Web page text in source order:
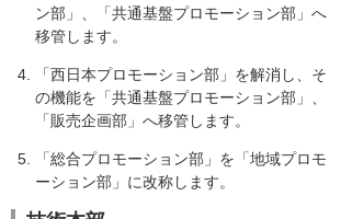
ン部」、「共通基盤プロモーション部」へ
移管します。
「西日本プロモーション部」を解消し、そ
の機能を「共通基盤プロモーション部」、
「販売企画部」へ移管します。
「総合プロモーション部」を「地域プロモ
ーション部」に改称します。